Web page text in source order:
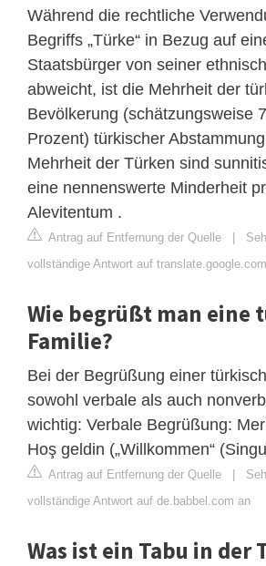
Während die rechtliche
Begriffs „Türke“ in Bezug auf
Staatsbürger von seiner
abweicht, ist die Mehrheit der
Bevölkerung (schätzungsweise
Prozent) türkischer
Mehrheit der Türken sind
eine nennenswerte Minderheit
Alevitentum .
Antrag auf Entfernung der Quelle |
vollständige Antwort auf
Wie begrüßt man eine
Familie?
Bei der Begrüßung einer
sowohl verbale als auch
wichtig: Verbale Begrüßung:
Hoş geldin („Willkommen“
Antrag auf Entfernung der Quelle |
vollständige Antwort auf de.babbel.com an
Was ist ein Tabu in der